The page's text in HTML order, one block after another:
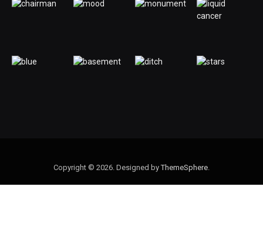
Copyright © 2026. Designed byThemeSphere